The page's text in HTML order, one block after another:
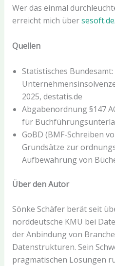
Wer das einmal
erreicht mich über
Quellen
Statistisches Bundesamt:
2025, destatis.de
Abgabenordnung §147
für
GoBD (BMF-Schreiben
Grundsätze zur
Aufbewahrung von
Über den Autor
Sönke Schäfer berät seit
norddeutsche KMU bei
der Anbindung von
Datenstrukturen. Sein
pragmatischen Lösungen